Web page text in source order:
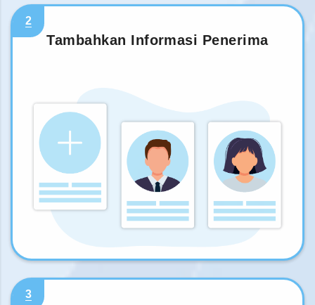
2
Tambahkan Informasi Penerima
3